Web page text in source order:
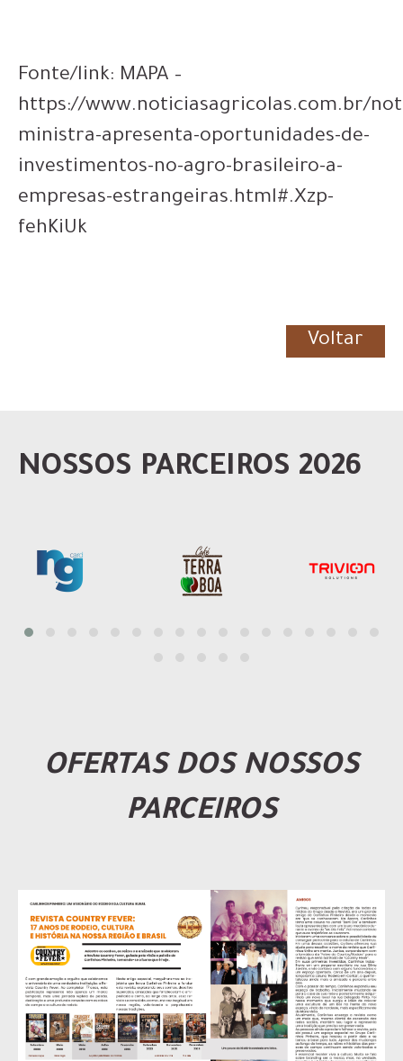
Fonte/link: MAPA –
https://www.noticiasagricolas.com.br/
ministra-apresenta-oportunidades-de-
investimentos-no-agro-brasileiro-a-
empresas-estrangeiras.html#.Xzp-
fehKiUk
Voltar
NOSSOS PARCEIROS 2026
OFERTAS DOS NOSSOS
PARCEIROS